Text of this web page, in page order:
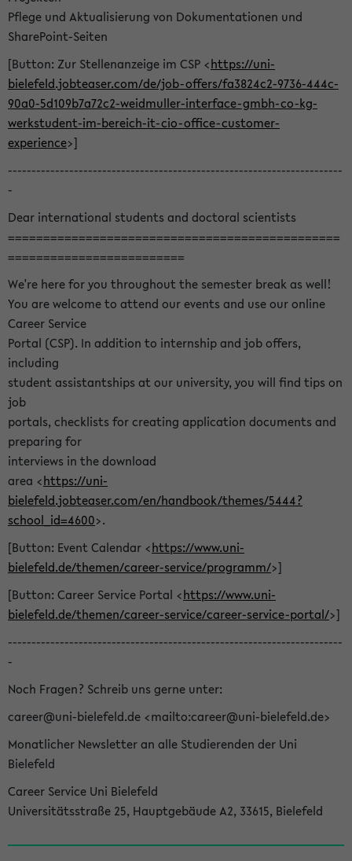
Pflege und Aktualisierung von Dokumentationen und
SharePoint-Seiten
[Button: Zur Stellenanzeige im CSP <https://uni-
bielefeld.jobteaser.com/de/job-offers/fa3824c2-9736-444c-
90a0-5d109b7a72c2-weidmuller-interface-gmbh-co-kg-
werkstudent-im-bereich-it-cio-office-customer-
experience>]
-----------------------------------------------------------------------
-
Dear international students and doctoral scientists
===============================================
=========================
We're here for you throughout the semester break as well!
You are welcome to attend our events and use our online
Career Service
Portal (CSP). In addition to internship and job offers,
including
student assistantships at our university, you will find tips on
job
portals, checklists for creating application documents and
preparing for
interviews in the download
area <https://uni-
bielefeld.jobteaser.com/en/handbook/themes/5444?
school_id=4600>.
[Button: Event Calendar <https://www.uni-
bielefeld.de/themen/career-service/programm/>]
[Button: Career Service Portal <https://www.uni-
bielefeld.de/themen/career-service/career-service-portal/>]
-----------------------------------------------------------------------
-
Noch Fragen? Schreib uns gerne unter:
career@uni-bielefeld.de <mailto:career@uni-bielefeld.de>
Monatlicher Newsletter an alle Studierenden der Uni
Bielefeld
Career Service Uni Bielefeld
Universitätsstraße 25, Hauptgebäude A2, 33615, Bielefeld